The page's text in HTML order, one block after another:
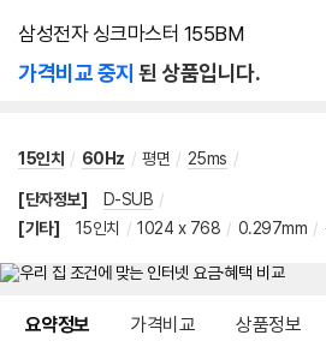
삼성전자 싱크마스터 155BM
가격비교 중지 된 상품입니다.
15인치 / 60Hz / 평면 / 25ms /
[단자정보] D-SUB /
[기타]
15인치 / 1024 x 768 / 0.297mm /
요약정보 가격비교 상품정보